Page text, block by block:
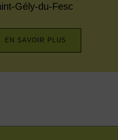
Gély-du-Fesc
EN SAVOIR PLUS